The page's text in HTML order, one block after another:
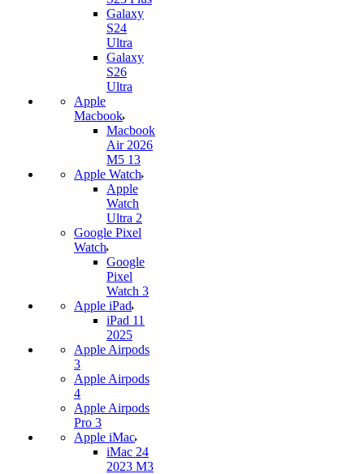
Galaxy
S24
Ultra
Galaxy
S26
Ultra
Apple
Macbook
Macbook
Air 2026
M5 13
Apple Watch
Apple
Watch
Ultra 2
Google Pixel
Watch
Google
Pixel
Watch 3
Apple iPad
iPad 11
2025
Apple Airpods
3
Apple Airpods
4
Apple Airpods
Pro 3
Apple iMac
iMac 24
2023 M3